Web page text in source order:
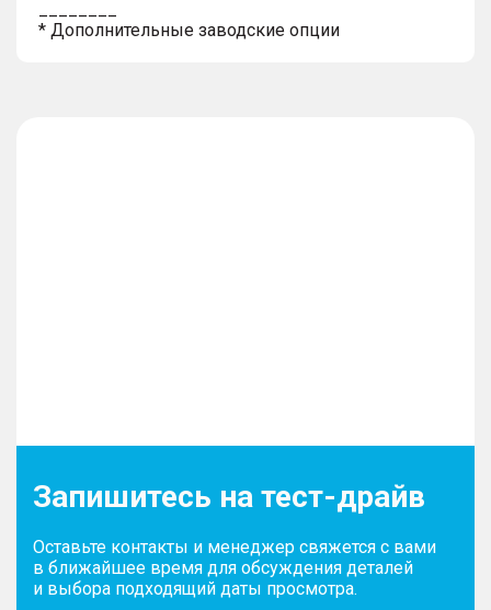
* Дополнительные заводские опции
Запишитесь на тест-драйв
Оставьте контакты и менеджер свяжется с вами
в ближайшее время для обсуждения деталей
и выбора подходящий даты просмотра.